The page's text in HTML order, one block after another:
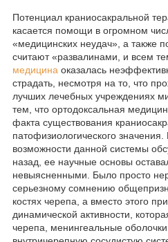
Потенциал краниосакральной
касается помощи в огромном
«медицинских неудач», а также
считают «развалинами, и всем
медицина оказалась
страдать, несмотря на то, что
лучших лечебных учреждениях
тем, что ортодоксальная
факта существования
патофизиологического
возможности данной системы
назад, ее научные основы
невыясненными. Было просто
серьезному сомнению
костях черепа, а вместо этого
динамической активности,
черепа, менингеальные